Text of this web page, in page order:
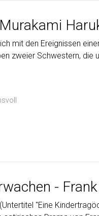
mit den Ereignissen
zweier Schwestern, die
-
"Eine